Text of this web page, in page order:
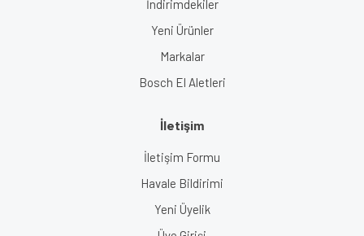
İndirimdekiler
Yeni Ürünler
Markalar
Bosch El Aletleri
İletişim
İletişim Formu
Havale Bildirimi
Yeni Üyelik